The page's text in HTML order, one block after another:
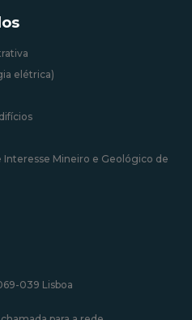
elétrica)
Interesse Mineiro e Geológico de
039 Lisboa